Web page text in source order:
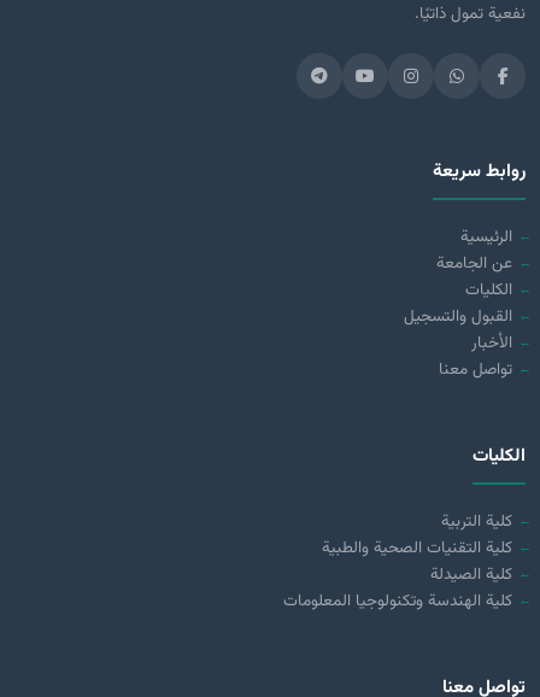
نفعية تمول ذاتيًا.
روابط سريعة
الرئيسية
عن الجامعة
الكليات
القبول والتسجيل
الأخبار
تواصل معنا
الكليات
كلية التربية
كلية التقنيات الصحية والطبية
كلية الصيدلة
كلية الهندسة وتكنولوجيا المعلومات
تواصل معنا